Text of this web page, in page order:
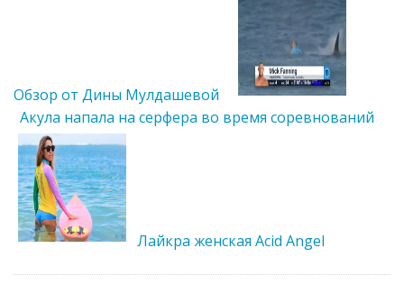
Обзор от Дины Мулдашевой
Акула напала на серфера во время соревнований
Лайкра женская Acid Angel